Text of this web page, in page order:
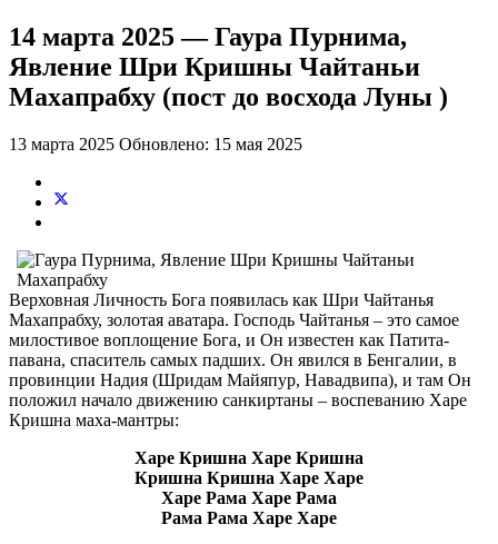
14 марта 2025 — Гаура Пурнима,
Явление Шри Кришны Чайтаньи
Махапрабху (пост до восхода Луны )
13 марта 2025 Обновлено: 15 мая 2025
Верховная Личность Бога появилась как Шри Чайтанья
Махапрабху, золотая аватара. Господь Чайтанья – это самое
милостивое воплощение Бога, и Он известен как Патита-
павана, спаситель самых падших. Он явился в Бенгалии, в
провинции Надия (Шридам Майяпур, Навадвипа), и там Он
положил начало движению санкиртаны – воспеванию Харе
Кришна маха-мантры:
Харе Кришна Харе Кришна
Кришна Кришна Харе Харе
Харе Рама Харе Рама
Рама Рама Харе Харе